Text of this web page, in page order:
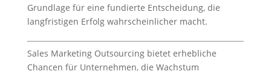
Grundlage für eine fundierte Entscheidung, die
langfristigen Erfolg wahrscheinlicher macht.
Sales Marketing Outsourcing bietet erhebliche
Chancen für Unternehmen, die Wachstum